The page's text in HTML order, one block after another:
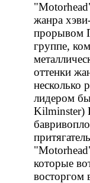
жанра
прорывом
группе,
оттенки
несколько
лидером
Kilminster)
которые
восторгом